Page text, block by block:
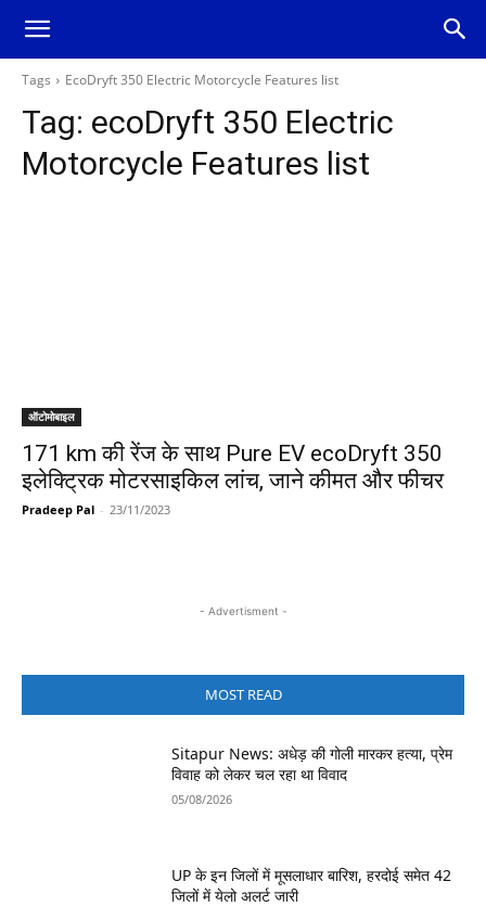
Tags EcoDryft 350 Electric Motorcycle Features list
Tag: ecoDryft 350 Electric
Motorcycle Features list
ऑटोमोबाइल
171 km की रेंज के साथ Pure EV ecoDryft 350
इलेक्ट्रिक मोटरसाइकिल लांच, जाने कीमत और फीचर
Pradeep Pal - 23/11/2023
- Advertisment -
MOST READ
Sitapur News: अधेड़ की गोली मारकर हत्या, प्रेम
विवाह को लेकर चल रहा था विवाद
05/08/2026
UP के इन जिलों में मूसलाधार बारिश, हरदोई समेत 42
जिलों में येलो अलर्ट जारी